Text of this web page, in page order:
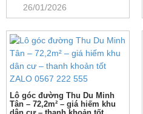
26/01/2026
Lô góc đường Thu Du Minh
Tân – 72,2m² – giá hiếm khu